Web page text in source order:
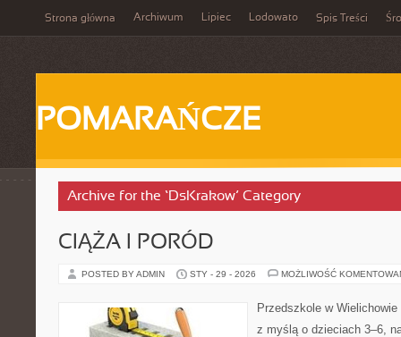
Strona główna Archiwum Lipiec Lodowato Spis Treści
POMARAŃCZE
Archive for the ‘DsKrakow’ Category
CIĄŻA I PORÓD
POSTED BY ADMIN STY - 29 - 2026 MOŻLIWOŚĆ
Przedszkole w
z myślą o dzieciach 3–6,